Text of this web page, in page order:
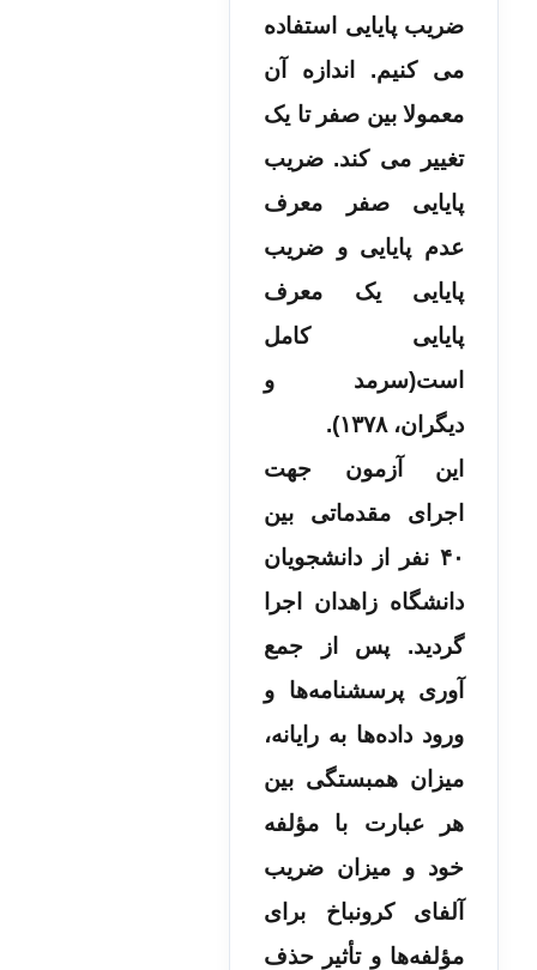
ضریب پایایی استفاده
می کنیم. اندازه آن
معمولا بین صفر تا یک
تغییر می کند. ضریب
پایایی صفر معرف
عدم پایایی و ضریب
پایایی یک معرف
پایایی کامل
است(سرمد و
دیگران، ۱۳۷۸).
این آزمون جهت
اجرای مقدماتی بین
۴۰ نفر از دانشجویان
دانشگاه زاهدان اجرا
گردید. پس از جمع
آوری پرسشنامه‌­ها و
ورود داده‌ها به رایانه،
میزان همبستگی بین
هر عبارت با مؤلفه
خود و میزان ضریب
آلفای کرونباخ برای
مؤلفه‌ها و تأثير حذف